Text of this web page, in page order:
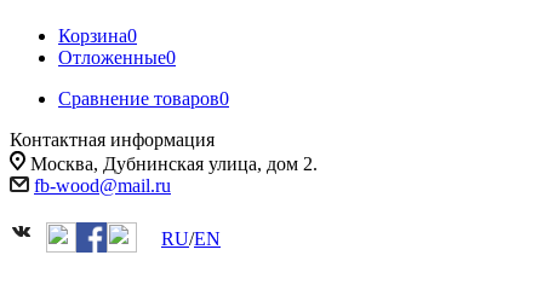
Корзина0
Отложенные0
Сравнение товаров0
Контактная информация
Москва, Дубнинская улица, дом 2.
fb-wood@mail.ru
RU/EN